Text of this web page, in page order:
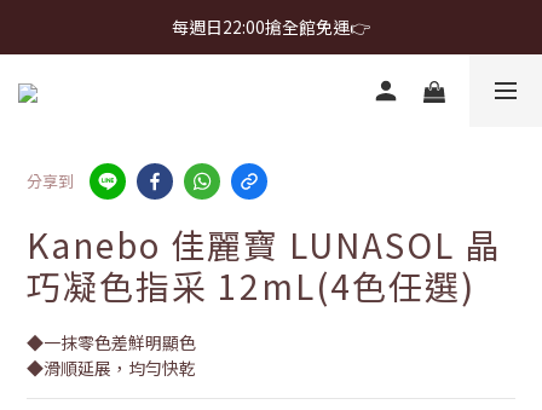
首購免運 $499 起 ＋ 加 LINE 領 $300 折價券 ➤
每週日22:00搶全館免運👉
首購免運 $499 起 ＋ 加 LINE 領 $300 折價券 ➤
分享到
Kanebo 佳麗寶 LUNASOL 晶
巧凝色指采 12mL(4色任選)
◆一抹零色差鮮明顯色
◆滑順延展，均勻快乾